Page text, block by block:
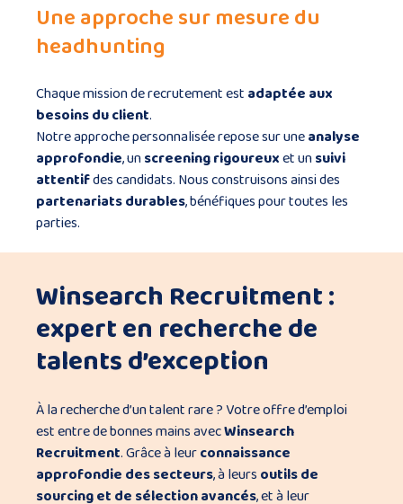
Une approche sur mesure du
headhunting
Chaque mission de recrutement est adaptée aux
besoins du client.
Notre approche personnalisée repose sur uneanalyse
approfondie, unscreening rigoureuxet unsuivi
attentifdes candidats. Nous construisons ainsi des
partenariats durables, bénéfiques pour toutes les
parties.
Winsearch Recruitment :
expert en recherche de
talents d’exception
À la recherche d’un talent rare ? Votre offre d’emploi
est entre de bonnes mains avecWinsearch
Recruitment. Grâce à leurconnaissance
approfondie des secteurs, à leurs outils de
sourcing et de sélection avancés, et à leur